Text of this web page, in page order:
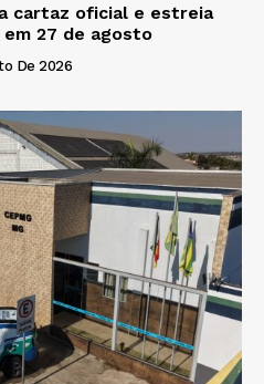
cartaz oficial e estreia
27 de agosto
De 2026